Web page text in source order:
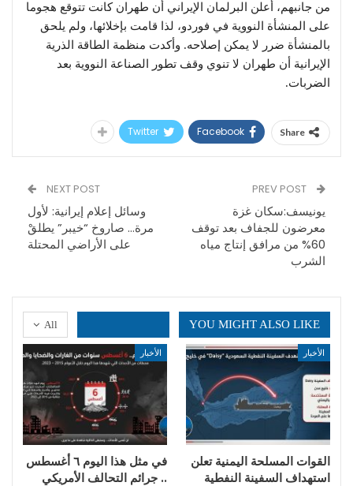
من جانبهم، أعلن البرلمان الإيراني أن طهران كانت تتوقع هجوما
على المنشأة النووية في فوردو، لذا قامت بإخلائها، ولم يلحق
بالمنشأة ضرر لا يمكن إصلاحه. وأكدت منظمة الطاقة الذرية
الإيرانية أن طهران لا تنوي وقف تطور الصناعة النووية بعد
الضربات.
Share
Facebook
Twitter
يونيسف:سكان غزة
معرضون للجفاف بعد توقف
60% من مرافق إنتاج مياه
الشرب
NEXT POST
وسائل إعلام إيرانية: لأول
مرة… صاروخ “خيبر” يطلقْ
على الأراضي المحتلة
All YOU MIGHT ALSO LIKE
الأخبار
القوات المسلحة اليمنية تعلن
استهداف السفينة النفطية
الأخبار
في مثل هذا اليوم ٦ أغسطس
.. جرائم التحالف الأمريكي